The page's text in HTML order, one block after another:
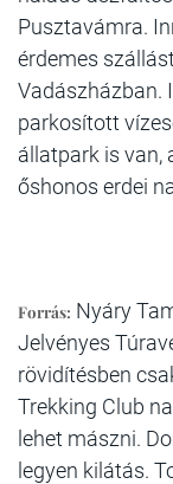
Pusztavámra.
érdemes
Vadászházban.
parkosított
állatpark is van,
őshonos erdei
Forrás: Nyáry
Jelvényes
rövidítésben
Trekking Club
lehet mászni.
legyen kilátás.